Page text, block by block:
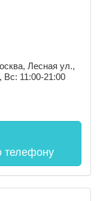
Лесная ул.,
11:00-21:00
телефону